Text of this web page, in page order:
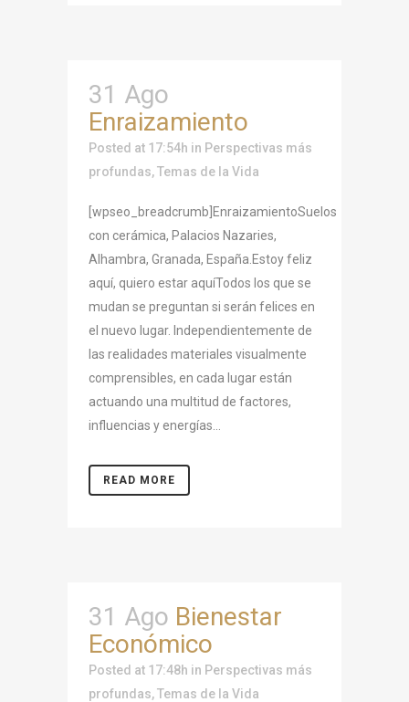
31 Ago
Enraizamiento
Posted at 17:54h in Perspectivas más
profundas,Temas de la Vida
[wpseo_breadcrumb]EnraizamientoSuelos
con cerámica, Palacios Nazaries,
Alhambra, Granada, España.Estoy feliz
aquí, quiero estar aquíTodos los que se
mudan se preguntan si serán felices en
el nuevo lugar. Independientemente de
las realidades materiales visualmente
comprensibles, en cada lugar están
actuando una multitud de factores,
influencias y energías...
READ MORE
31 Ago Bienestar
Económico
Posted at 17:48h in Perspectivas más
profundas,Temas de la Vida